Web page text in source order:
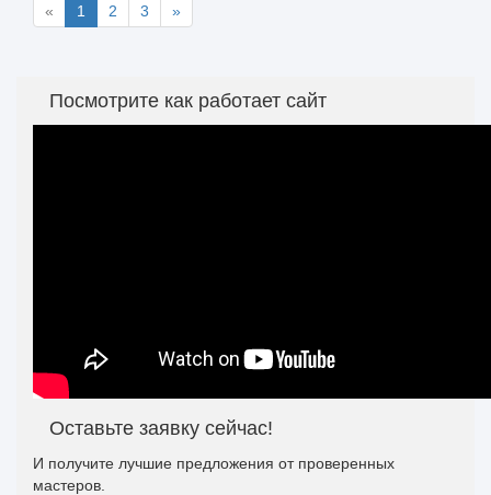
« 1 2 3 »
Посмотрите как работает сайт
Оставьте заявку сейчас!
И получите лучшие предложения от проверенных
мастеров.